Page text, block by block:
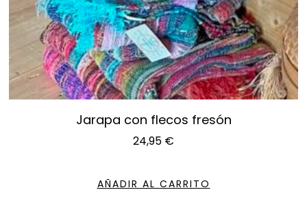
Jarapa con flecos fresón
24,95 €
AÑADIR AL CARRITO